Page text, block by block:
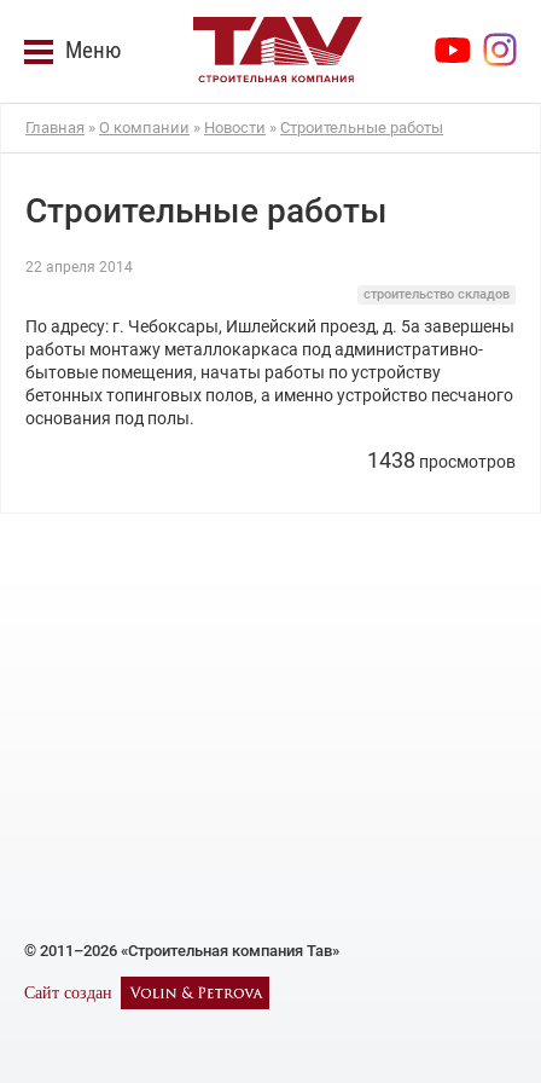
Меню
Главная » О компании » Новости » Строительные работы
Строительные работы
22 апреля 2014
строительство складов
По адресу: г. Чебоксары, Ишлейский проезд, д. 5а завершены
работы монтажу металлокаркаса под административно-
бытовые помещения, начаты работы по устройству
бетонных топинговых полов, а именно устройство песчаного
основания под полы.
1438 просмотров
© 2011–2026 «Строительная компания Тав»
Сайт создан